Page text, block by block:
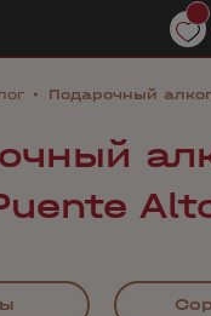
Подарочный